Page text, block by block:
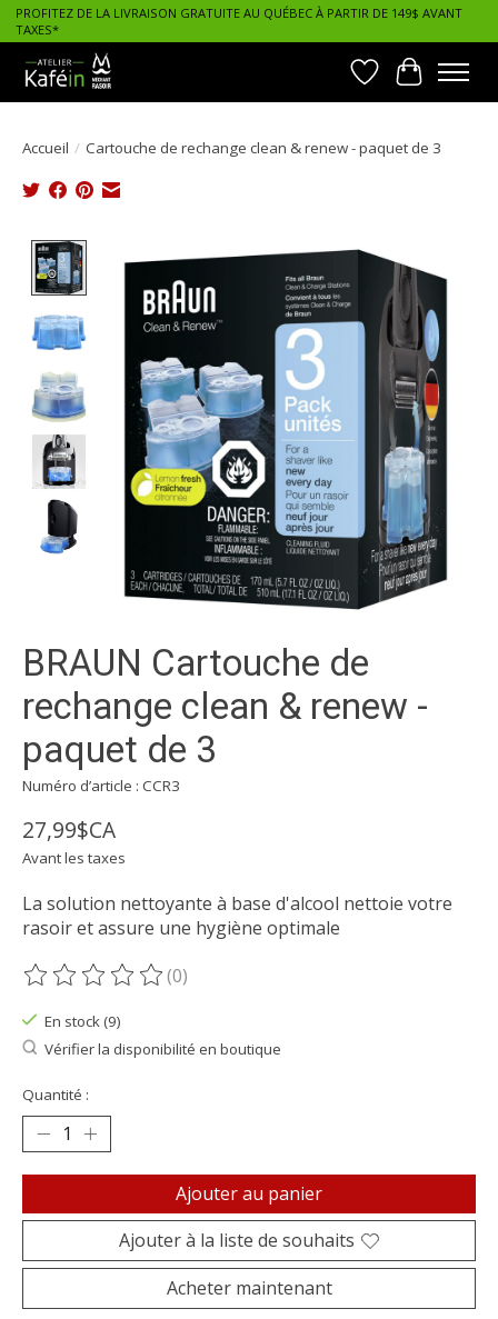
PROFITEZ DE LA LIVRAISON GRATUITE AU QUÉBEC À PARTIR DE 149$ AVANT
TAXES*
Liste dePanier
Accueil / Cartouche de rechange clean & renew - paquet de 3
Product image slideshow Items
BRAUN Cartouche de
rechange clean & renew -
paquet de 3
Numéro d’article : CCR3
27,99$CA
Avant les taxes
La solution nettoyante à base d'alcool nettoie votre
rasoir et assure une hygiène optimale
Ce produit est évalué à
(0)
En stock (9)
Vérifier la disponibilité en boutique
Quantité :
Ajouter au panier
Ajouter à la liste de souhaits
Acheter maintenant